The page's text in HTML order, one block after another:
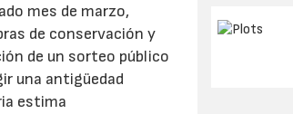
mes de marzo,
de conservación y
de un sorteo público
una antigüedad
estima